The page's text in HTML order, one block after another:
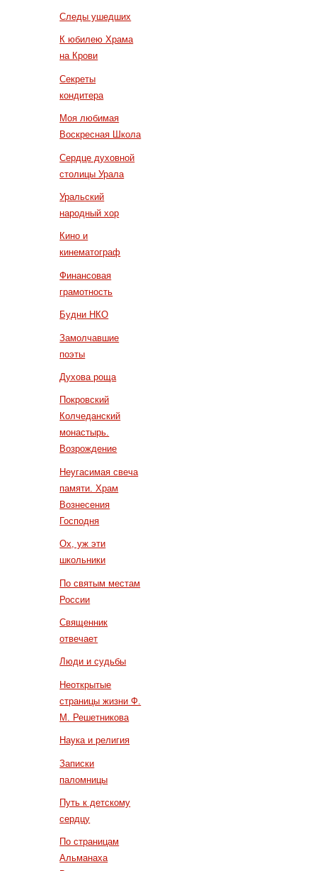
Следы ушедших
К юбилею Храма
на Крови
Секреты
кондитера
Моя любимая
Воскресная Школа
Сердце духовной
столицы Урала
Уральский
народный хор
Кино и
кинематограф
Финансовая
грамотность
Будни НКО
Замолчавшие
поэты
Духова роща
Покровский
Колчеданский
монастырь.
Возрождение
Неугасимая свеча
памяти. Храм
Вознесения
Господня
Ох, уж эти
школьники
По святым местам
России
Священник
отвечает
Люди и судьбы
Неоткрытые
страницы жизни Ф.
М. Решетникова
Наука и религия
Записки
паломницы
Путь к детскому
сердцу
По страницам
Альманаха